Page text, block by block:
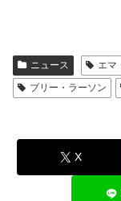
ニュース エマ
ブリー・ラーソン
X